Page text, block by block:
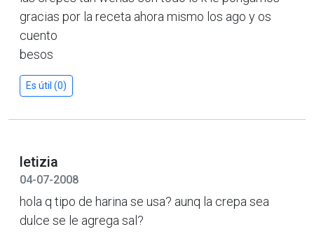
gracias por la receta ahora mismo los ago y os
cuento
besos
Es útil (0)
letizia
04-07-2008
hola q tipo de harina se usa? aunq la crepa sea
dulce se le agrega sal?